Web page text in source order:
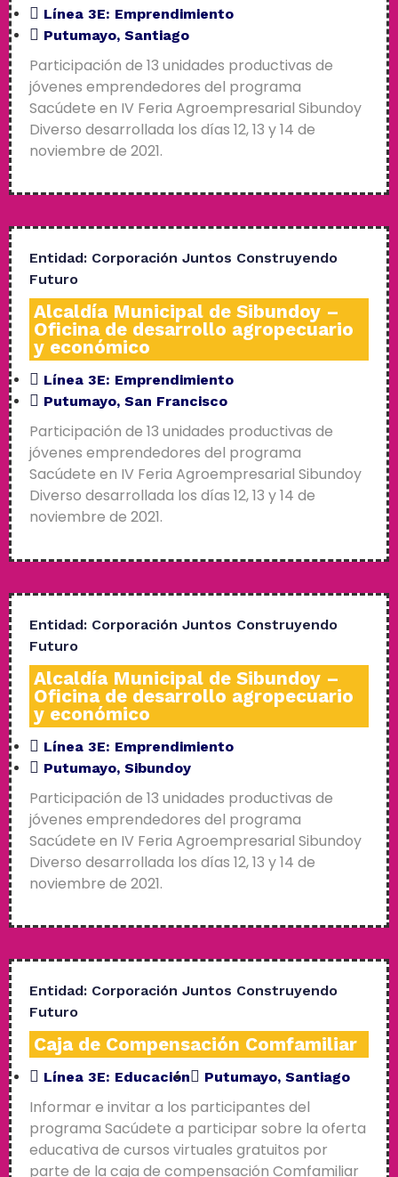
Línea 3E: Emprendimiento
Putumayo, Santiago
Participación de 13 unidades productivas de
jóvenes emprendedores del programa
Sacúdete en IV Feria Agroempresarial Sibundoy
Diverso desarrollada los días 12, 13 y 14 de
noviembre de 2021.
Entidad: Corporación Juntos Construyendo
Futuro
Alcaldía Municipal de Sibundoy –
Oficina de desarrollo agropecuario
y económico
Línea 3E: Emprendimiento
Putumayo, San Francisco
Participación de 13 unidades productivas de
jóvenes emprendedores del programa
Sacúdete en IV Feria Agroempresarial Sibundoy
Diverso desarrollada los días 12, 13 y 14 de
noviembre de 2021.
Entidad: Corporación Juntos Construyendo
Futuro
Alcaldía Municipal de Sibundoy –
Oficina de desarrollo agropecuario
y económico
Línea 3E: Emprendimiento
Putumayo, Sibundoy
Participación de 13 unidades productivas de
jóvenes emprendedores del programa
Sacúdete en IV Feria Agroempresarial Sibundoy
Diverso desarrollada los días 12, 13 y 14 de
noviembre de 2021.
Entidad: Corporación Juntos Construyendo
Futuro
Caja de Compensación Comfamiliar
Línea 3E: Educación Putumayo, Santiago
Informar e invitar a los participantes del
programa Sacúdete a participar sobre la oferta
educativa de cursos virtuales gratuitos por
parte de la caja de compensación Comfamiliar